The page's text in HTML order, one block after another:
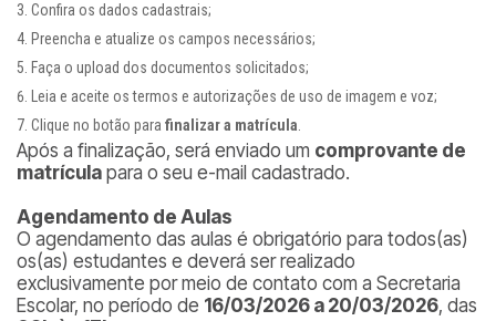
Confira os dados cadastrais;
Preencha e atualize os campos necessários;
Faça o upload dos documentos solicitados;
Leia e aceite os termos e autorizações de uso de imagem e voz;
Clique no botão para finalizar a matrícula
Após a finalização, será enviado um comprovante de
matrícula para o seu e-mail cadastrado.
Agendamento de Aulas
O agendamento das aulas é obrigatório para todos(as)
os(as) estudantes e deverá ser realizado
exclusivamente por meio de contato com a Secretaria
Escolar, no período de 16/03/2026 a 20/03/2026, das